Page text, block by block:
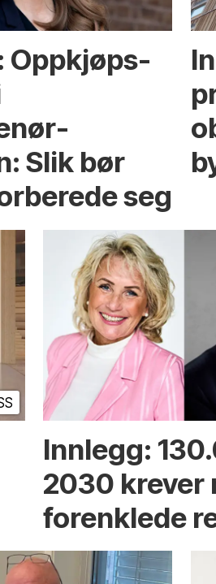
Oppkjøps­
Slik bør
seg
Innlegg:
2030 krever
forenklede